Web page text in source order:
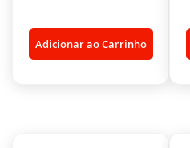
Adicionar ao Carrinho